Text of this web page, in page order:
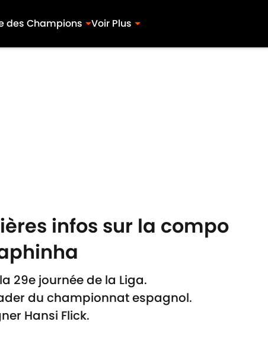
des Champions Voir Plus
infos sur la compo
29e journée de la Liga.
du championnat espagnol.
Hansi Flick.